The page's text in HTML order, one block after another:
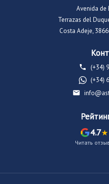
Avenida de
Terrazas del
Costa Adeje,
(+34)
(+34)
4.7
Читать